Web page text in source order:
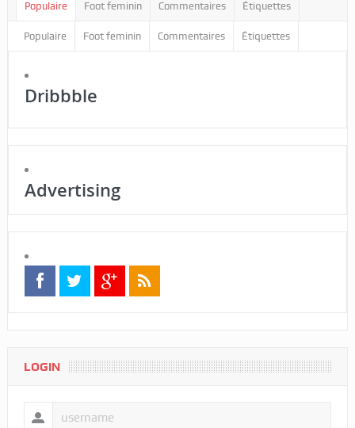
Populaire Foot feminin Commentaires Étiquettes
Populaire Foot feminin Commentaires Étiquettes
Dribbble
Advertising
LOGIN